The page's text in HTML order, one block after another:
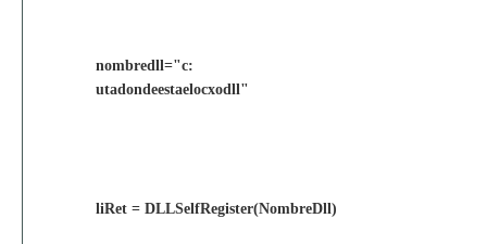
nombredll="c:
utadondeestaelocxodll"
liRet = DLLSelfRegister(NombreDll)